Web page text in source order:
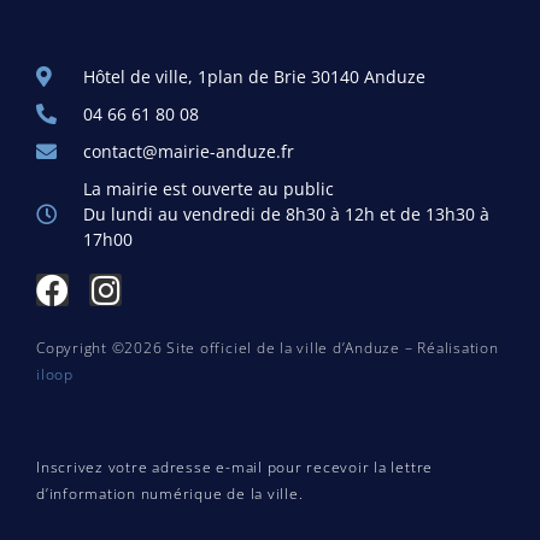
Hôtel de ville, 1plan de Brie 30140 Anduze
04 66 61 80 08
contact@mairie-anduze.fr
La mairie est ouverte au public
Du lundi au vendredi de 8h30 à 12h et de 13h30 à
17h00
Copyright ©2026 Site officiel de la ville d’Anduze – Réalisation
iloop
Inscrivez votre adresse e-mail pour recevoir la lettre
d’information numérique de la ville.